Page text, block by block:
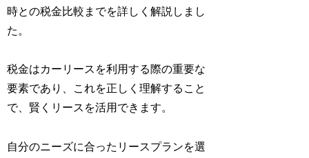
時との税金比較までを詳しく解説しまし
た。
税金はカーリースを利用する際の重要な
要素であり、これを正しく理解すること
で、賢くリースを活用できます。
自分のニーズに合ったリースプランを選